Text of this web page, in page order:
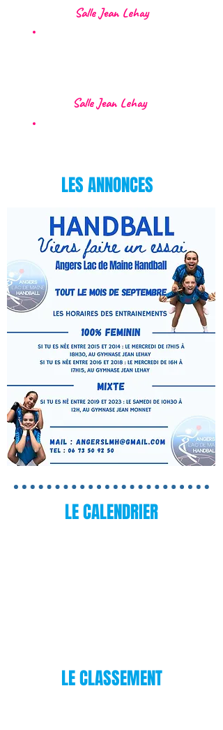
Salle Jean Lehay
Salle Jean Lehay
LES ANNONCES
LE CALENDRIER
LE CLASSEMENT